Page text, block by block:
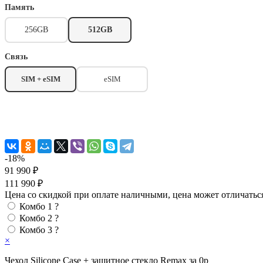
Память
256GB 512GB
Связь
SIM + eSIM eSIM
-18%
91 990 ₽
111 990 ₽
Цена со скидкой при оплате наличными, цена может
Комбо 1 ?
Комбо 2 ?
Комбо 3 ?
×
Чехол Silicone Case + защитное стекло Remax за 0р